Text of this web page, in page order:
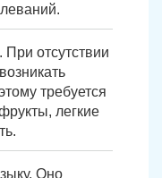
отсутствии
требуется
легкие
Оно